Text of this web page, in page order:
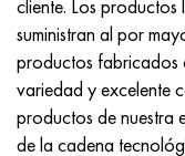
cliente. Los
suministran al por
productos fabricados
variedad y excelente
productos de nuestra
de la cadena
Hastelloy b2
Hastelloy b3
hastelloy c4
38HN3MFA,
40G, 40Mn4, AISI
38XM, 42CrMo4,